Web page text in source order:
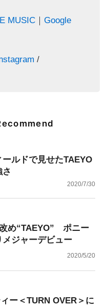
MUSIC｜ Google
/
ルドで見せたTAEYO
2020/7/30
め“TAEYO” ポニー
ジャーデビュー
2020/5/20
ー＜TURN OVER＞に